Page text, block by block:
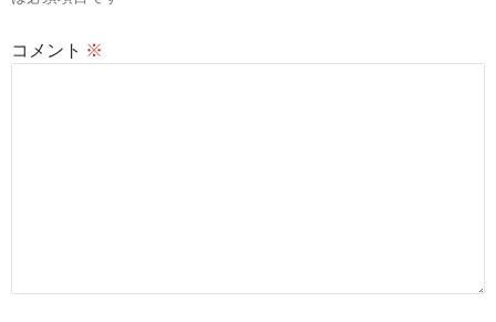
コメント ※